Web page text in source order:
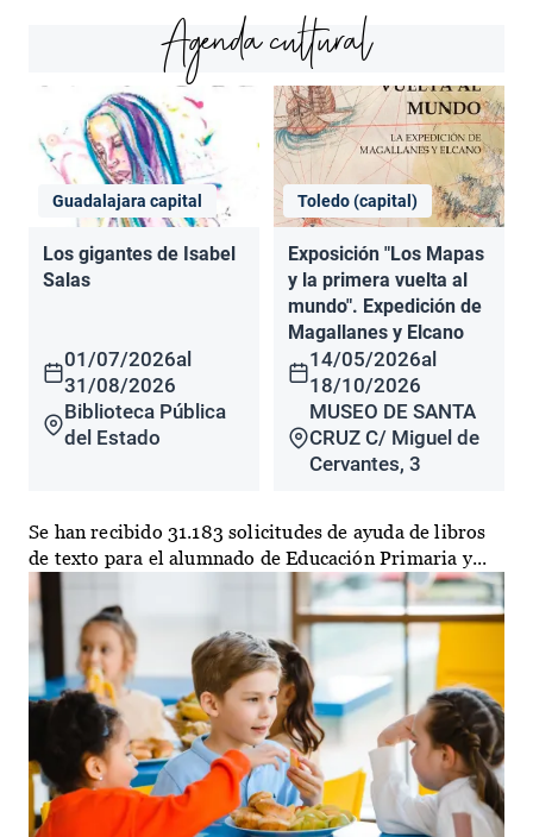
Agenda cultural
Guadalajara capital
Los gigantes de Isabel
Salas
01/07/2026al
31/08/2026
Biblioteca Pública
del Estado
Toledo (capital)
Exposición "Los Mapas
y la primera vuelta al
mundo". Expedición de
Magallanes y Elcano
14/05/2026al
18/10/2026
MUSEO DE SANTA
CRUZ C/ Miguel de
Cervantes, 3
Se han recibido 31.183 solicitudes de ayuda de libros
de texto para el alumnado de Educación Primaria y...